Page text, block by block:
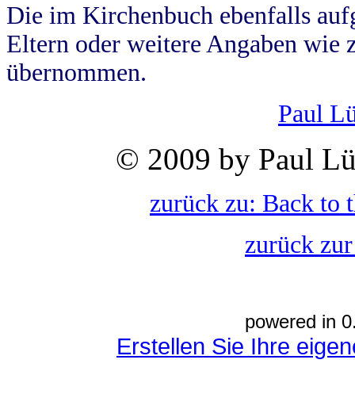
Die im Kirchenbuch ebenfalls
Eltern oder weitere Angaben wie
übernommen.
Paul
© 2009 by Paul
zurück zu: Back to
zurück
powered in
Erstellen Sie Ihre